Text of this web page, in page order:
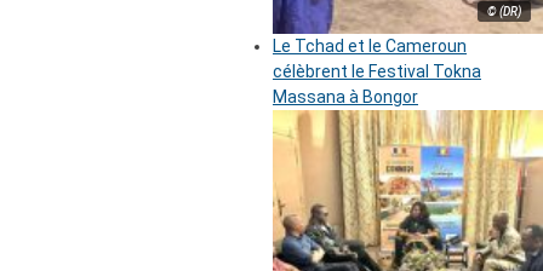
© (DR)
Le Tchad et le Cameroun
célèbrent le Festival Tokna
Massana à Bongor